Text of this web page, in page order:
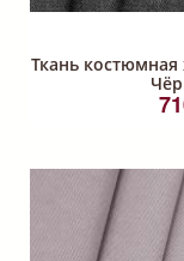
Ткань